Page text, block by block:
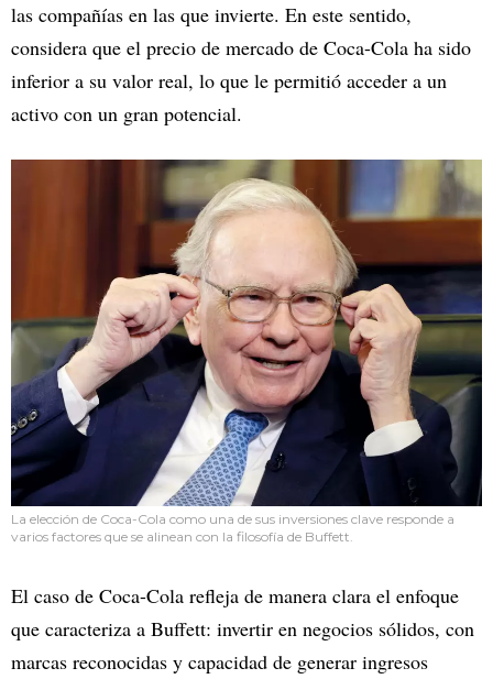
las compañías en las que invierte. En este sentido,
considera que el precio de mercado de Coca-Cola ha sido
inferior a su valor real, lo que le permitió acceder a un
activo con un gran potencial.
La elección de Coca-Cola como una de sus inversiones clave responde a
varios factores que se alinean con la filosofía de Buffett.
El caso de Coca-Cola refleja de manera clara el enfoque
que caracteriza a Buffett: invertir en negocios sólidos, con
marcas reconocidas y capacidad de generar ingresos